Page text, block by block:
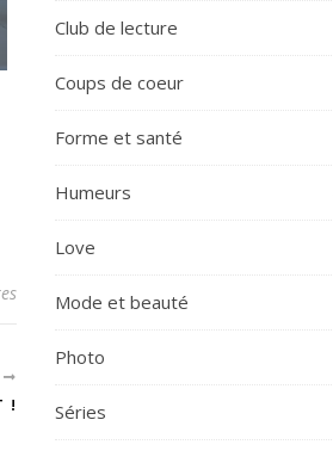
!
Club de lecture
Coups de coeur
Forme et santé
Humeurs
Love
Mode et beauté
Photo
Séries